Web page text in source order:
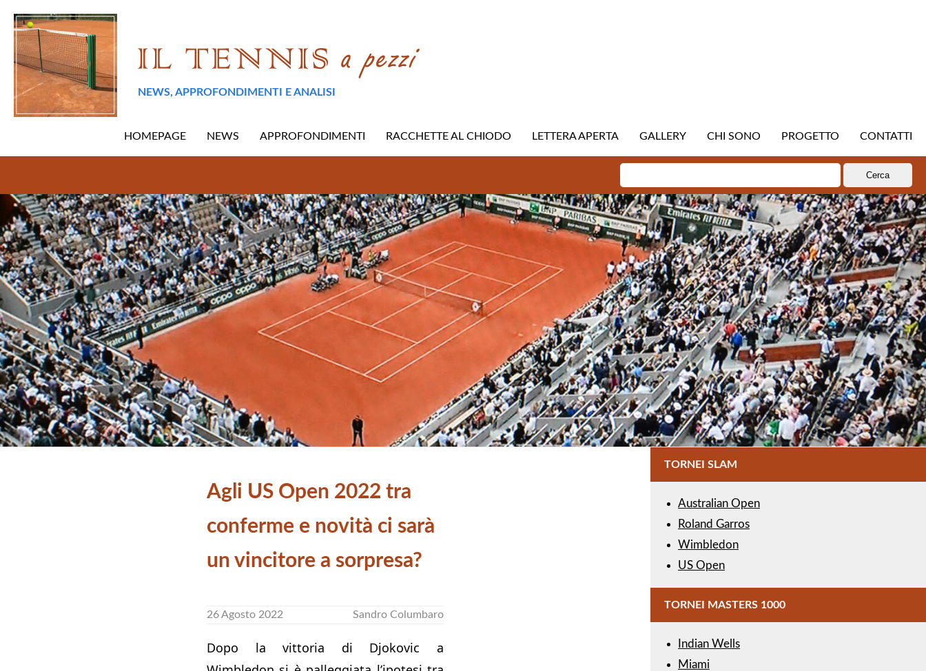
NEWS, APPROFONDIMENTI E ANALISI
HOMEPAGE NEWS APPROFONDIMENTI RACCHETTE AL CHIODO LETTERA APERTA GALLERY CHI SONO PROGETTO CONTATTI
per:
Agli US Open 2022 tra
conferme e novità ci sarà
un vincitore a sorpresa?
26 Agosto 2022 Sandro Columbaro
Dopo la vittoria di Djokovic a
TORNEI SLAM
Australian Open
Roland Garros
Wimbledon
US Open
TORNEI MASTERS 1000
Indian Wells
Miami